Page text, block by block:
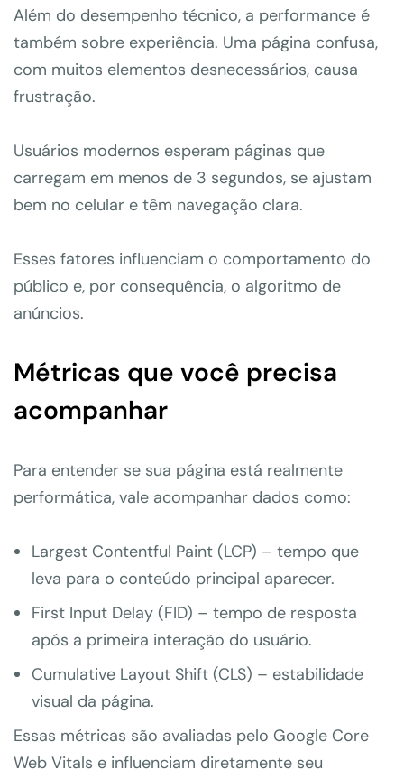
Além do desempenho técnico, a performance é
também sobre experiência. Uma página confusa,
com muitos elementos desnecessários, causa
frustração.
Usuários modernos esperam páginas que
carregam em menos de 3 segundos, se ajustam
bem no celular e têm navegação clara.
Esses fatores influenciam o comportamento do
público e, por consequência, o algoritmo de
anúncios.
Métricas que você precisa
acompanhar
Para entender se sua página está realmente
performática, vale acompanhar dados como:
Largest Contentful Paint (LCP) – tempo que
leva para o conteúdo principal aparecer.
First Input Delay (FID) – tempo de resposta
após a primeira interação do usuário.
Cumulative Layout Shift (CLS) – estabilidade
visual da página.
Essas métricas são avaliadas pelo Google Core
Web Vitals e influenciam diretamente seu